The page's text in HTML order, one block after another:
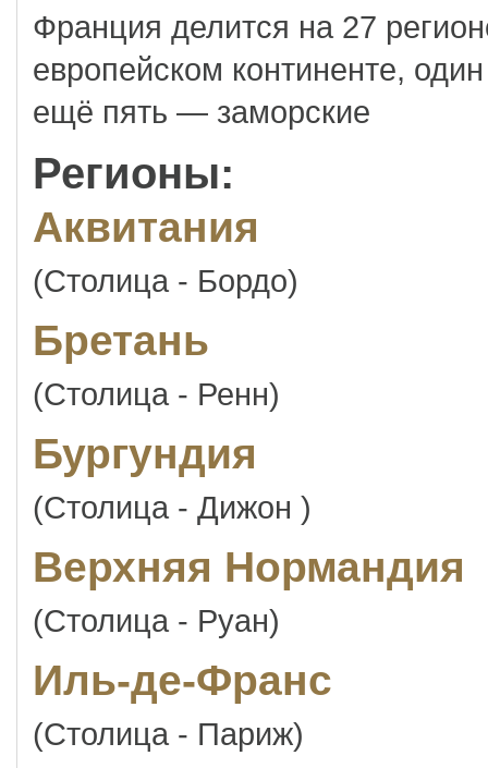
Франция делится на 27
европейском континенте,
ещё пять — заморские
Регионы:
Аквитания
(Столица - Бордо)
Бретань
(Столица - Ренн)
Бургундия
(Столица - Дижон )
Верхняя Нормандия
(Столица - Руан)
Иль-де-Франс
(Столица - Париж)